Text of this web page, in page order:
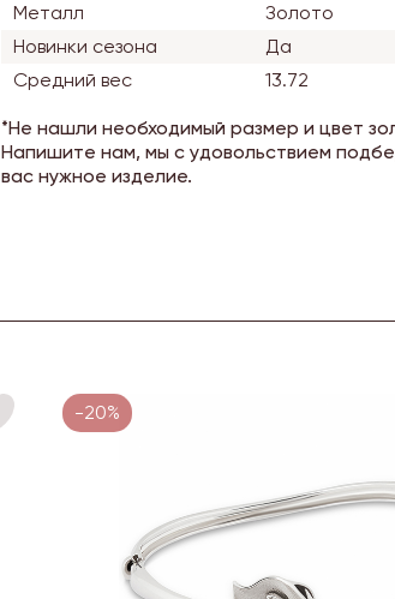
Металл
Золото
Новинки сезона
Да
Средний вес
13.72
*Не нашли необходимый размер и цвет
Напишите нам, мы с удовольствием
вас нужное изделие.
-20%